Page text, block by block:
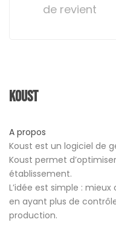
de revient
Koust
A propos
Koust est un logiciel de
Koust permet
établissement.
L’idée est simple :
en ayant plus de
production.